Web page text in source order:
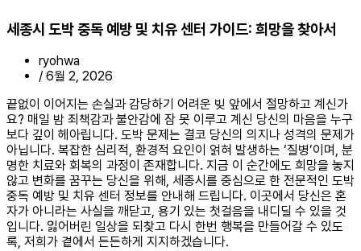
세종시 도박 중독 예방 및 치유 센터 가이드: 희망을 찾아서
ryohwa
/ 6월 2, 2026
끝없이 이어지는 손실과 감당하기 어려운 빚 앞에서 절망하고 계신가
요? 매일 밤 죄책감과 불안감에 잠 못 이루고 계신 당신의 마음을 누구
보다 깊이 헤아립니다. 도박 문제는 결코 당신의 의지나 성격의 문제가
아닙니다. 복잡한 심리적, 환경적 요인이 얽혀 발생하는 ‘질병’이며, 분
명한 치료와 회복의 과정이 존재합니다. 지금 이 순간에도 희망을 놓지
않고 변화를 꿈꾸는 당신을 위해, 세종시를 중심으로 한 전문적인 도박
중독 예방 및 치유 센터 정보를 안내해 드립니다. 이곳에서 당신은 혼
자가 아니라는 사실을 깨닫고, 용기 있는 첫걸음을 내디딜 수 있을 것
입니다. 잃어버린 일상을 되찾고 다시 한번 행복을 만들어갈 수 있도
록, 저희가 곁에서 든든하게 지지하겠습니다.